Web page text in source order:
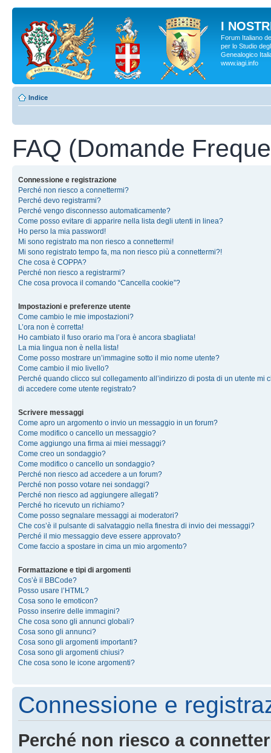
I
Forum Italiano
per lo Studio
Genealogico
www.iagi.info
Indice
FAQ (Domande
Connessione e registrazione
Perché non riesco a connettermi?
Perché devo registrarmi?
Perché vengo disconnesso automaticamente?
Come posso evitare di apparire nella lista degli utenti in linea?
Ho perso la mia password!
Mi sono registrato ma non riesco a connettermi!
Mi sono registrato tempo fa, ma non riesco più a connettermi?!
Che cosa è COPPA?
Perché non riesco a registrarmi?
Che cosa provoca il comando “Cancella cookie”?
Impostazioni e preferenze utente
Come cambio le mie impostazioni?
L’ora non è corretta!
Ho cambiato il fuso orario ma l’ora è ancora sbagliata!
La mia lingua non è nella lista!
Come posso mostrare un’immagine sotto il mio nome utente?
Come cambio il mio livello?
Perché quando clicco sul collegamento all’indirizzo di posta di un utente mi
di accedere come utente registrato?
Scrivere messaggi
Come apro un argomento o invio un messaggio in un forum?
Come modifico o cancello un messaggio?
Come aggiungo una firma ai miei messaggi?
Come creo un sondaggio?
Come modifico o cancello un sondaggio?
Perché non riesco ad accedere a un forum?
Perché non posso votare nei sondaggi?
Perché non riesco ad aggiungere allegati?
Perché ho ricevuto un richiamo?
Come posso segnalare messaggi ai moderatori?
Che cos’è il pulsante di salvataggio nella finestra di invio dei messaggi?
Perché il mio messaggio deve essere approvato?
Come faccio a spostare in cima un mio argomento?
Formattazione e tipi di argomenti
Cos’è il BBCode?
Posso usare l’HTML?
Cosa sono le emoticon?
Posso inserire delle immagini?
Che cosa sono gli annunci globali?
Cosa sono gli annunci?
Cosa sono gli argomenti importanti?
Cosa sono gli argomenti chiusi?
Che cosa sono le icone argomenti?
Connessione e
Perché non riesco a